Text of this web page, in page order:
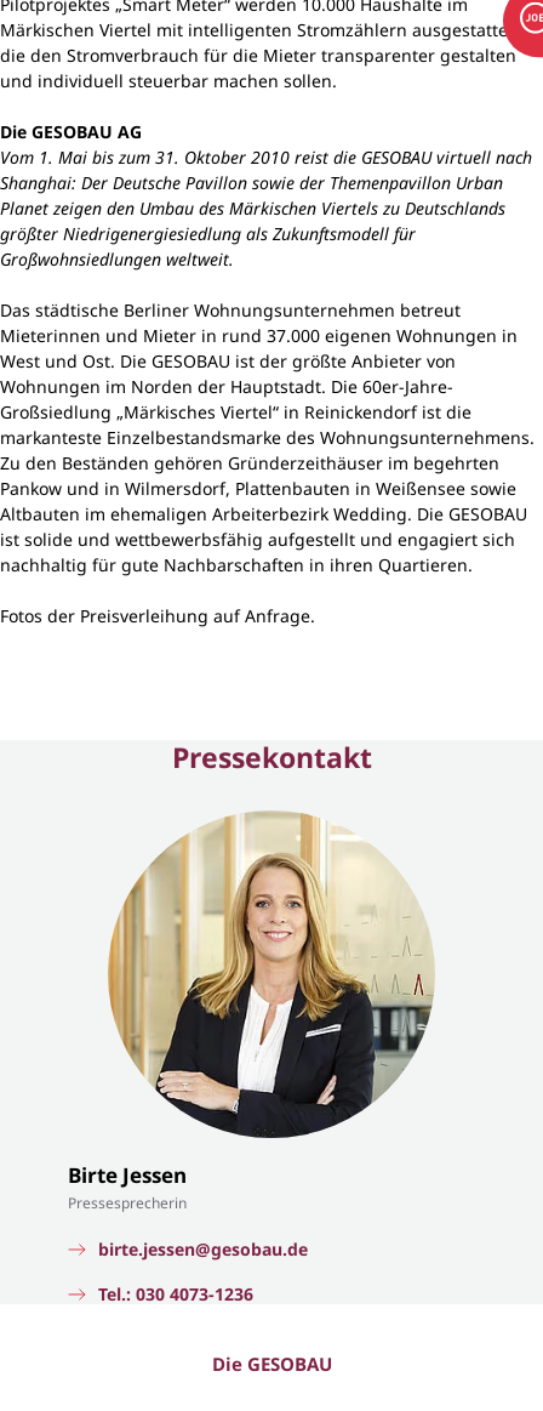
Märkischen Viertel mit intelligenten Stromzählern ausgestattet,
die den Stromverbrauch für die Mieter transparenter gestalten
und individuell steuerbar machen sollen.
Die GESOBAU AG
Vom 1. Mai bis zum 31. Oktober 2010 reist die GESOBAU virtuell nach
Shanghai: Der Deutsche Pavillon sowie der Themenpavillon Urban
Planet zeigen den Umbau des Märkischen Viertels zu Deutschlands
größter Niedrigenergiesiedlung als Zukunftsmodell für
Großwohnsiedlungen weltweit.
Das städtische Berliner Wohnungsunternehmen betreut
Mieterinnen und Mieter in rund 37.000 eigenen Wohnungen in
West und Ost. Die GESOBAU ist der größte Anbieter von
Wohnungen im Norden der Hauptstadt. Die 60er-Jahre-
Großsiedlung „Märkisches Viertel“ in Reinickendorf ist die
markanteste Einzelbestandsmarke des Wohnungsunternehmens.
Zu den Beständen gehören Gründerzeithäuser im begehrten
Pankow und in Wilmersdorf, Plattenbauten in Weißensee sowie
Altbauten im ehemaligen Arbeiterbezirk Wedding. Die GESOBAU
ist solide und wettbewerbsfähig aufgestellt und engagiert sich
nachhaltig für gute Nachbarschaften in ihren Quartieren.
Fotos der Preisverleihung auf Anfrage.
Pressekontakt
Birte Jessen
Pressesprecherin
birte.jessen@gesobau.de
Tel.: 030 4073-1236
Die GESOBAU